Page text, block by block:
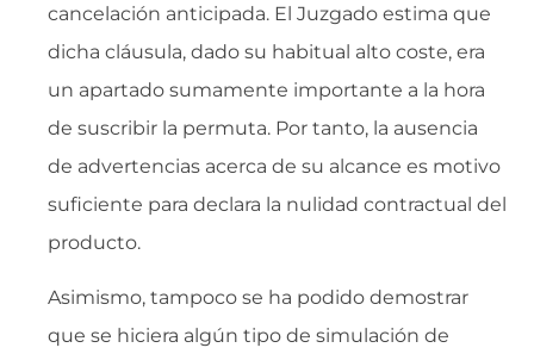
cancelación anticipada. El Juzgado estima que
dicha cláusula, dado su habitual alto coste, era
un apartado sumamente importante a la hora
de suscribir la permuta. Por tanto, la ausencia
de advertencias acerca de su alcance es motivo
suficiente para declara la nulidad contractual del
producto.
Asimismo, tampoco se ha podido demostrar
que se hiciera algún tipo de simulación de